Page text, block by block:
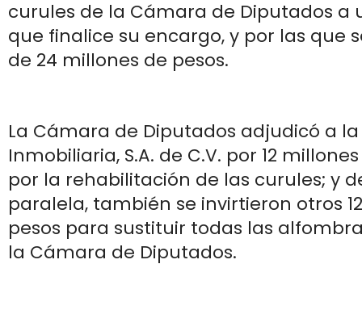
curules de la Cámara de Diputados a
que finalice su encargo, y por las que
de 24 millones de pesos.
La Cámara de Diputados adjudicó a
Inmobiliaria, S.A. de C.V. por 12
por la rehabilitación de las curules; y
paralela, también se invirtieron otros
pesos para sustituir todas las
la Cámara de Diputados.